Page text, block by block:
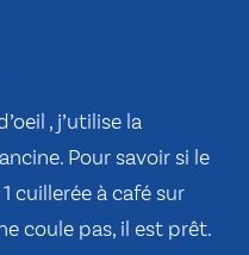
, j’utilise la
Pour savoir si le
cuillerée à café sur
coule pas, il est prêt.